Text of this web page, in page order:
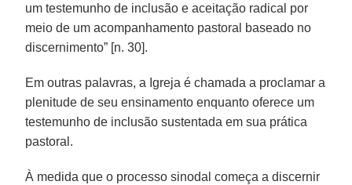
um testemunho de inclusão e aceitação radical por
meio de um acompanhamento pastoral baseado no
discernimento” [n. 30].
Em outras palavras, a Igreja é chamada a proclamar a
plenitude de seu ensinamento enquanto oferece um
testemunho de inclusão sustentada em sua prática
pastoral.
À medida que o processo sinodal começa a discernir